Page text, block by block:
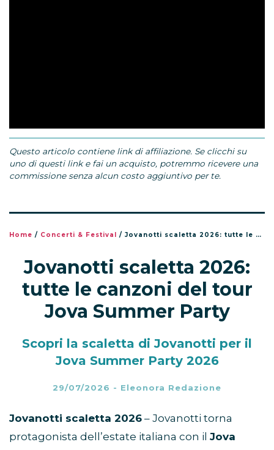
Questo articolo contiene link di affiliazione. Se clicchi su
uno di questi link e fai un acquisto, potremmo ricevere una
commissione senza alcun costo aggiuntivo per te.
Home / Concerti & Festival / Jovanotti scaletta 2026: tutte le canzoni del tour Jova Summer Party
Jovanotti scaletta 2026:
tutte le canzoni del tour
Jova Summer Party
Scopri la scaletta di Jovanotti per il
Jova Summer Party 2026
29/07/2026 - Eleonora Redazione
Jovanotti scaletta 2026 – Jovanotti torna
protagonista dell’estate italiana con il Jova